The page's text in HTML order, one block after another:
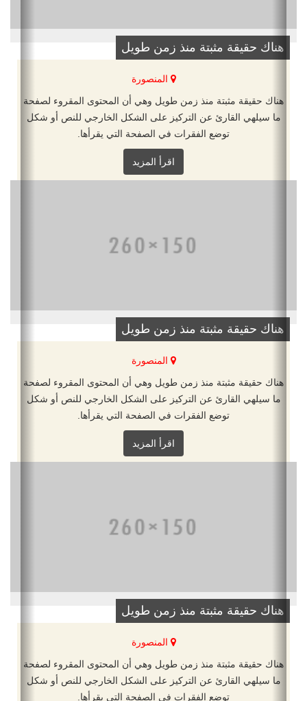
هناك حقيقة مثبتة منذ زمن طويل
المنصورة
هناك حقيقة مثبتة منذ زمن طويل وهي أن المحتوى المقروء لصفحة
ما سيلهي القارئ عن التركيز على الشكل الخارجي للنص أو شكل
توضع الفقرات في الصفحة التي يقرأها.
اقرأ المزيد
هناك حقيقة مثبتة منذ زمن طويل
المنصورة
هناك حقيقة مثبتة منذ زمن طويل وهي أن المحتوى المقروء لصفحة
ما سيلهي القارئ عن التركيز على الشكل الخارجي للنص أو شكل
توضع الفقرات في الصفحة التي يقرأها.
اقرأ المزيد
هناك حقيقة مثبتة منذ زمن طويل
المنصورة
هناك حقيقة مثبتة منذ زمن طويل وهي أن المحتوى المقروء لصفحة
ما سيلهي القارئ عن التركيز على الشكل الخارجي للنص أو شكل
توضع الفقرات في الصفحة التي يقرأها.